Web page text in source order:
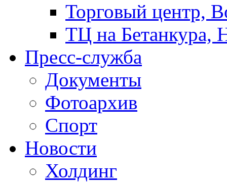
Торговый центр,
ТЦ на Бетанкура,
Пресс-служба
Документы
Фотоархив
Спорт
Новости
Холдинг